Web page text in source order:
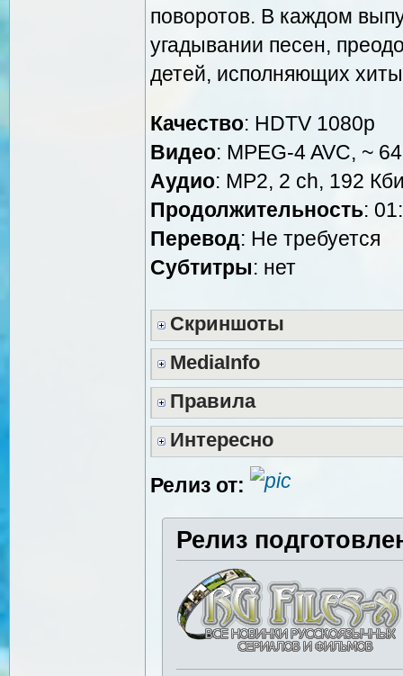
поворотов. В каждом
угадывании песен,
детей, исполняющих
Качество: HDTV 1080р
Видео: MPEG-4 AVC, ~
Аудио: MP2, 2 ch, 192
Продолжительность:
Перевод: Не требуется
Субтитры: нет
Скриншоты
MediaInfo
Правила
Интересно
Релиз от:
Релиз